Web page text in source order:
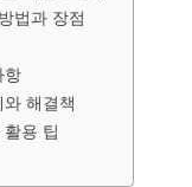
법과 장점
항
해결책
용 팁